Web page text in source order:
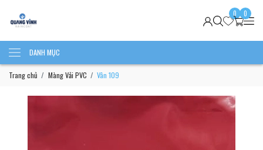
0 0
DANH MỤC
Trang chủ Màng Vải PVC Vân 109